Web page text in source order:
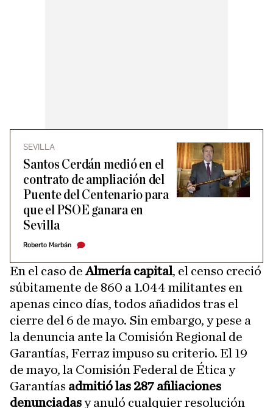
SEVILLA
Santos Cerdán medió en el
contrato de ampliación del
Puente del Centenario para
que el PSOE ganara en
Sevilla
Roberto Marbán
En el caso deAlmería capital, el censo creció
súbitamente de 860 a 1.044 militantes en
apenas cinco días, todos añadidos tras el
cierre del 6 de mayo. Sin embargo, y pese a
la denuncia ante la Comisión Regional de
Garantías, Ferraz impuso su criterio. El 19
de mayo, la Comisión Federal de Ética y
Garantías admitió las 287 afiliaciones
denunciadasy anuló cualquier resolución